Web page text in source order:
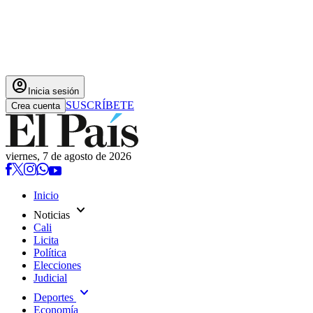
account_circle Inicia sesión
Crea cuenta SUSCRÍBETE
viernes, 7 de agosto de 2026
Inicio
Noticias expand_more
Cali
Licita
Política
Elecciones
Judicial
Deportes expand_more
Economía